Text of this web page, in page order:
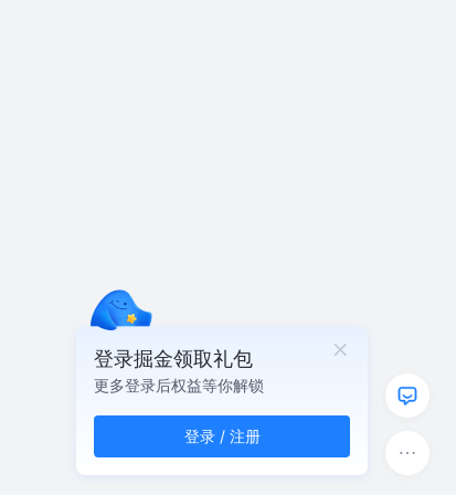
登录掘金领取礼包
更多登录后权益等你解锁
登录 / 注册